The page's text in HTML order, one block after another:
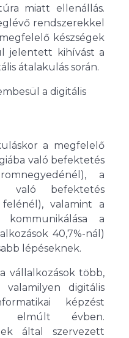
miatt ellenállás.
rendszerekkel
készségek
jelentett kihívást a
átalakulás során.
a megfelelő
való befektetés
a
való befektetés
valamint a
a
40,7%-nál)
lépéseknek.
vállalkozások több,
digitális
képzést
elmúlt évben.
által szervezett